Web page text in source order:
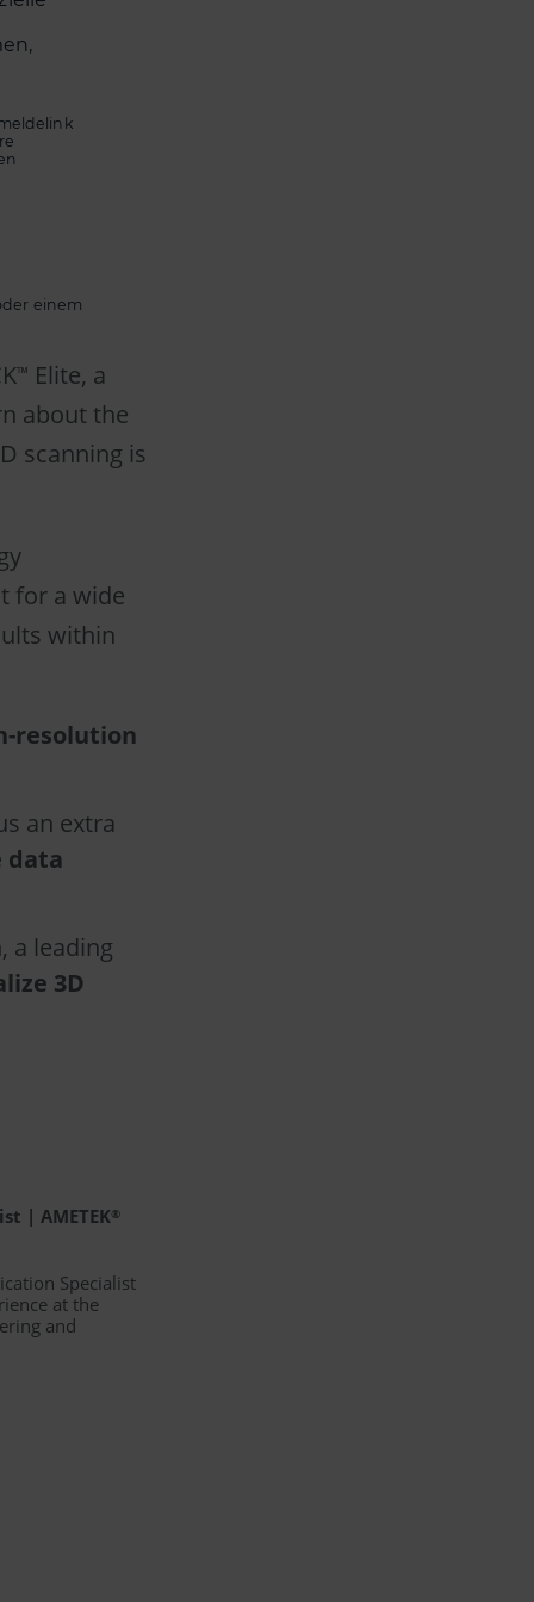
einem
™ Elite, a
about the
scanning is
for a wide
within
resolution
an extra
data
a leading
3D
| AMETEK®
Specialist
at the
and